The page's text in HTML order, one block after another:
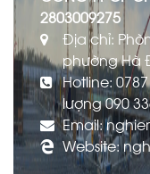
2803009275
Địa chỉ:
phường Hà
Hotline:
lượng 090
Email:
Website: